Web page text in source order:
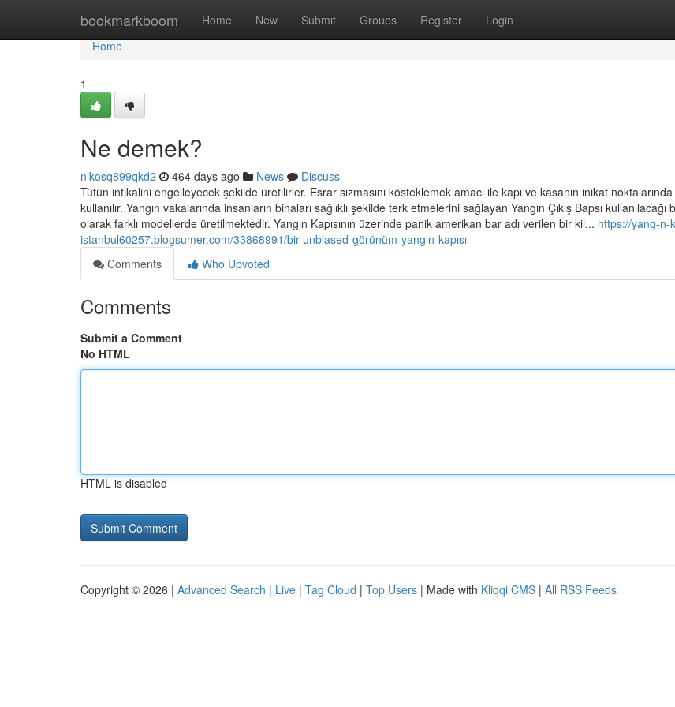
bookmarkboom Home New Submit Groups Register Login
Home
Home
1
Ne demek?
nikosq899qkd2 464 days ago News
Discuss
Tütün intikalini engelleyecek şekilde üretilirler. Esrar sızmasını kösteklemek amacı ile kapı ve kasanın inikat
kullanılır. Yangın vakalarında insanların binaları sağlıklı şekilde terk etmelerini sağlayan Yangın Çıkış Bapsı
olarak farklı modellerde üretilmektedir. Yangın Kapısının üzerinde panik amerikan bar adı verilen bir kil... https://yang-n-
istanbul60257.blogsumer.com/33868991/bir-unbiased-görünüm-yangın-kapısı
Comments
Who Upvoted
Comments
Submit a Comment
No HTML
HTML is disabled
Copyright © 2026 | Advanced Search | Live | Tag Cloud | Top Users | Made with Kliqqi CMS | All RSS Feeds